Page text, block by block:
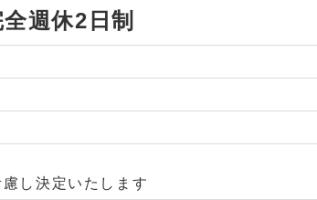
週休2日制
し決定いたします